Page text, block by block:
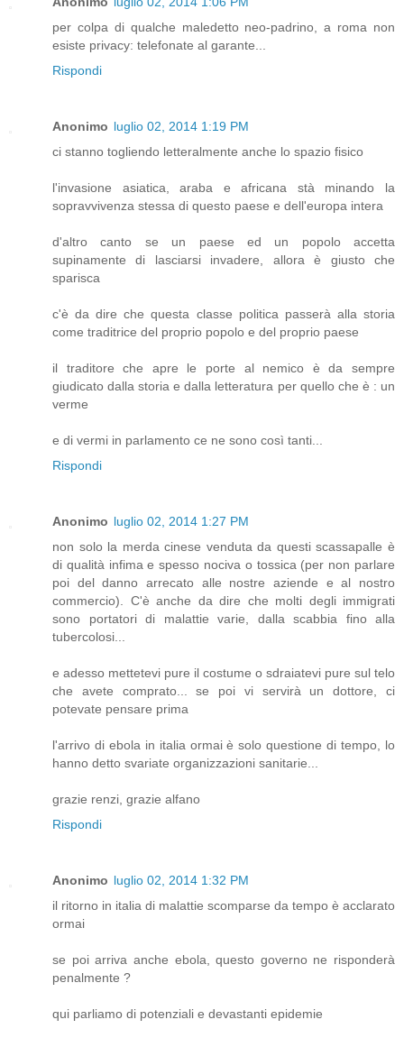
per colpa di qualche maledetto neo-padrino, a roma non
esiste privacy: telefonate al garante...
Rispondi
Anonimo luglio 02, 2014 1:19 PM
ci stanno togliendo letteralmente anche lo spazio fisico
l'invasione asiatica, araba e africana stà minando la
sopravvivenza stessa di questo paese e dell'europa intera
d'altro canto se un paese ed un popolo accetta
supinamente di lasciarsi invadere, allora è giusto che
sparisca
c'è da dire che questa classe politica passerà alla storia
come traditrice del proprio popolo e del proprio paese
il traditore che apre le porte al nemico è da sempre
giudicato dalla storia e dalla letteratura per quello che è : un
verme
e di vermi in parlamento ce ne sono così tanti...
Rispondi
Anonimo luglio 02, 2014 1:27 PM
non solo la merda cinese venduta da questi scassapalle è
di qualità infima e spesso nociva o tossica (per non parlare
poi del danno arrecato alle nostre aziende e al nostro
commercio). C'è anche da dire che molti degli immigrati
sono portatori di malattie varie, dalla scabbia fino alla
tubercolosi...
e adesso mettetevi pure il costume o sdraiatevi pure sul telo
che avete comprato... se poi vi servirà un dottore, ci
potevate pensare prima
l'arrivo di ebola in italia ormai è solo questione di tempo, lo
hanno detto svariate organizzazioni sanitarie...
grazie renzi, grazie alfano
Rispondi
Anonimo luglio 02, 2014 1:32 PM
il ritorno in italia di malattie scomparse da tempo è acclarato
ormai
se poi arriva anche ebola, questo governo ne risponderà
penalmente ?
qui parliamo di potenziali e devastanti epidemie